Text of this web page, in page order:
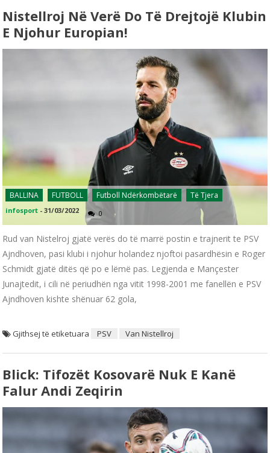
Nistellroj Në Verë Do Të Drejtojë Klubin
E Njohur Europian!
BALLINA FUTBOLL Futboll Ndërkombëtarë Të Tjera
infosport -31/03/2022 0
Rud van Nistelroj gjatë verës do të marrë postin e trajnerit te PSV
Ajndhoven, pasi klubi i njohur holandez njoftoi pasardhësin e Roger
Schmidt gjatë ditës që po e lëmë pas. Legjenda e Mançester
Junajtedit, i cili në periudhën nga vitit 1998-2001 me fanellën e PSV
Ajndhoven kishte shënuar 62 gola,
Gjithsej të etiketuara PSV Van Nistellroj
Blick: Tifozët Kosovarë Nuk E Kanë
Falur Andi Zeqirin